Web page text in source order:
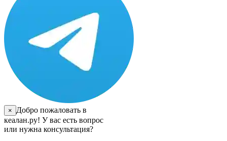
×
Добро пожаловать в
кеалан.ру! У вас есть вопрос
или нужна консультация?